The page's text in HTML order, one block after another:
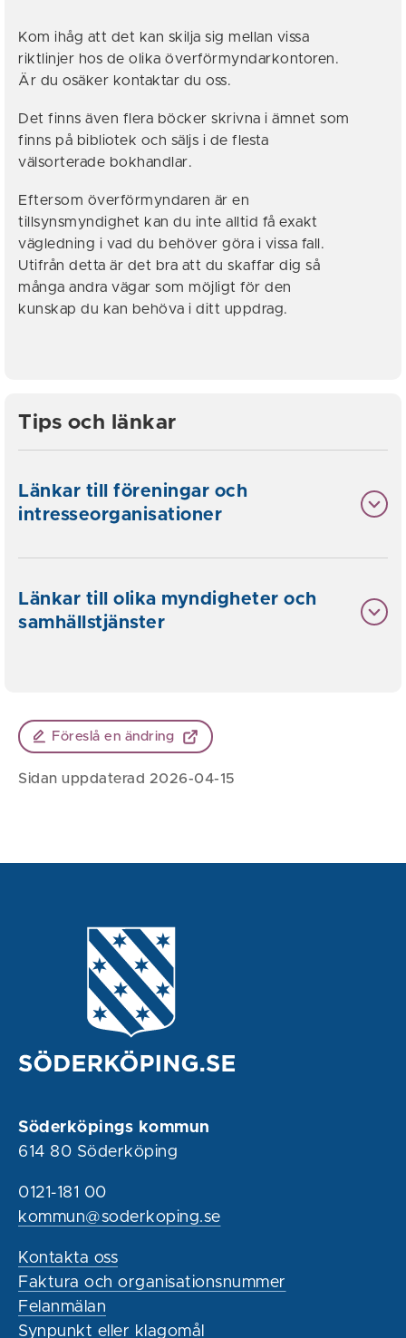
Kom ihåg att det kan skilja sig mellan vissa
riktlinjer hos de olika överförmyndarkontoren.
Är du osäker kontaktar du oss.
Det finns även flera böcker skrivna i ämnet som
finns på bibliotek och säljs i de flesta
välsorterade bokhandlar.
Eftersom överförmyndaren är en
tillsynsmyndighet kan du inte alltid få exakt
vägledning i vad du behöver göra i vissa fall.
Utifrån detta är det bra att du skaffar dig så
många andra vägar som möjligt för den
kunskap du kan behöva i ditt uppdrag.
Tips och länkar
Länkar till föreningar och
intresseorganisationer
Länkar till olika myndigheter och
samhällstjänster
Föreslå en ändring
Sidan uppdaterad 2026-04-15
Söderköpings kommun
614 80 Söderköping
0121-181 00
kommun@soderkoping.se
Kontakta oss
Faktura och organisationsnummer
Felanmälan
Synpunkt eller klagomål